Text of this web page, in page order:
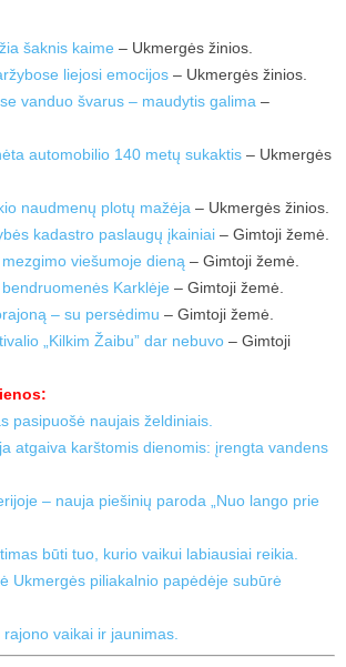
šaknis kaime – Ukmergės žinios.
liejosi emocijos – Ukmergės žinios.
vanduo švarus – maudytis galima –
automobilio 140 metų sukaktis – Ukmergės
naudmenų plotų mažėja – Ukmergės žinios.
kadastro paslaugų įkainiai – Gimtoji žemė.
viešumoje dieną – Gimtoji žemė.
Karklėje – Gimtoji žemė.
– su persėdimu – Gimtoji žemė.
„Kilkim Žaibu” dar nebuvo – Gimtoji
pasipuošė naujais želdiniais.
atgaiva karštomis dienomis: įrengta vandens
– nauja piešinių paroda „Nuo lango prie
būti tuo, kurio vaikui labiausiai reikia.
Ukmergės piliakalnio papėdėje subūrė
vaikai ir jaunimas.